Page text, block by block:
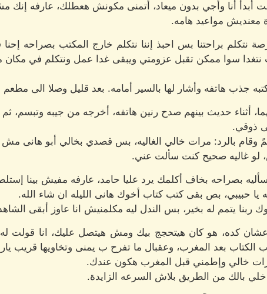
أبدأ أنا وأجي بدون ميعاد، أتمنى مكونش هعطلك، عارفه إنك
معنديش مواعيد هامه.
براحتنا بس احبذ إننا نتكلم خارج المكتب بصراحه إحنا
سوا ممكن تقبل عزومتي ويبقى غدا عمل ونتكلم في مكان
جذب هاتفه وأشار لها بالسير أمامه. بعد قليل وصلا الى
أثناء حديث بينهم صدح رنين هاتفه، أخرجه من جيبه وتبسم،
ذوقي.
وقام بالرد: مرات خالي الغاليه، بس قصدي بخالي أبو هانى
لو غاليه صحيح كنت سألت عني.
بصراحه بخاف أكلمك يرد عليا حامد، عارفه مفيش بينا
يا حبيبي، بص بقى كتب كتاب أخوك هانى الليله ان شاء الله.
ربنا يتمم له بخير، بس الندل ليه مكلمنيش انا عاوز أبقى
كده، هو كان هيتحجج بيك ومش هيتصل عليك، انا قولت
الكتاب بعد المغرب، وعقبال ما تفرح ب يمنى وتخاويها قريب
خالي وإطمني قبل المغرب هكون عندك.
بالك من الطريق بلاش السرعه الزايدة.